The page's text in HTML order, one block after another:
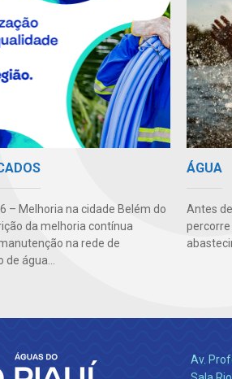
– Melhoria na cidade Belém do
da melhoria contínua
na rede de
de água...
ÁGUA
Antes
Av.